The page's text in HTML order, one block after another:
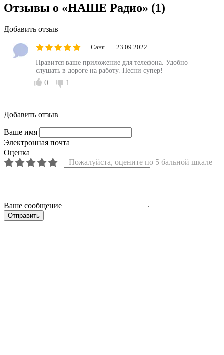
Отзывы о «НАШЕ Радио» (1)
Добавить отзыв
Саня 23.09.2022
Нравится ваше приложение для телефона. Удобно
слушать в дороге на работу. Песни супер!
0 1
Добавить отзыв
Ваше имя
Электронная почта
Оценка
Пожалуйста, оцените по 5 бальной шкале
Ваше сообщение